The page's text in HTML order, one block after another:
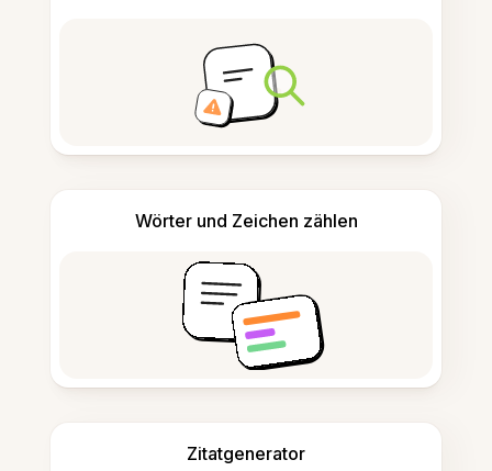
Wörter und Zeichen zählen
Zitatgenerator